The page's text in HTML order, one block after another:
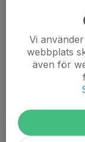
När anmälan är
man får betala
Vi
webbplats
även för